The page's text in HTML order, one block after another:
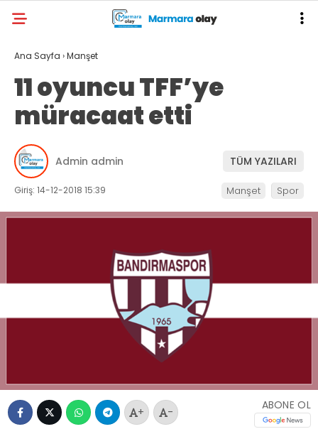
Ana Sayfa ›Manşet
11 oyuncu TFF’ye
müracaat etti
Admin admin TÜM YAZILARI
Giriş: 14-12-2018 15:39 Manşet Spor
+ -
ABONE OL